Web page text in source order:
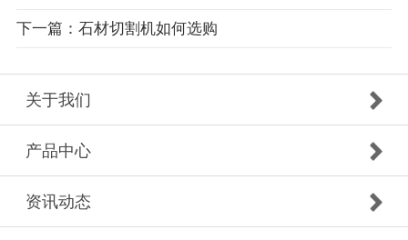
下一篇：石材切割机如何选购
关于我们
产品中心
资讯动态